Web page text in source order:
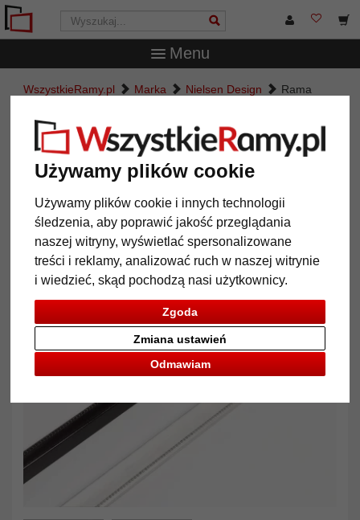
Używamy plików cookie
Używamy plików cookie i innych technologii
śledzenia, aby poprawić jakość przeglądania
naszej witryny, wyświetlać spersonalizowane
treści i reklamy, analizować ruch w naszej witrynie
i wiedzieć, skąd pochodzą nasi użytkownicy.
Zgoda
Odmawiam
Zmiana ustawień
Menu
WszystkieRamy.pl Marka Nielsen Design
Rama
Rama drewniana na wymiar,
Opera 25x23
Powrót